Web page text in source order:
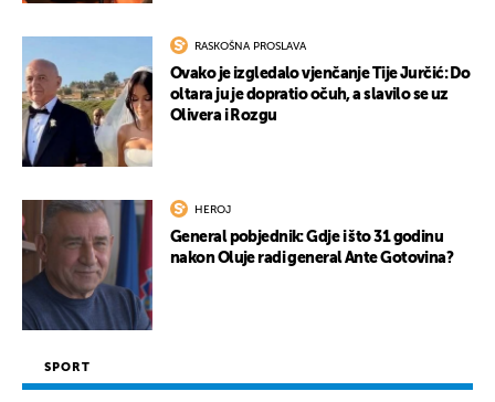
RASKOŠNA PROSLAVA
Ovako je izgledalo vjenčanje Tije Jurčić: Do
oltara ju je dopratio očuh, a slavilo se uz
Olivera i Rozgu
HEROJ
General pobjednik: Gdje i što 31 godinu
nakon Oluje radi general Ante Gotovina?
SPORT